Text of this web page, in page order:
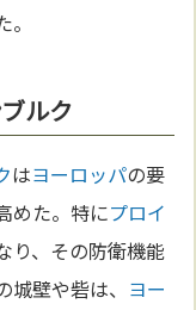
ルク
はヨーロッパの要
めた。特にプロイ
り、その防衛機能
城壁や砦は、 ヨー